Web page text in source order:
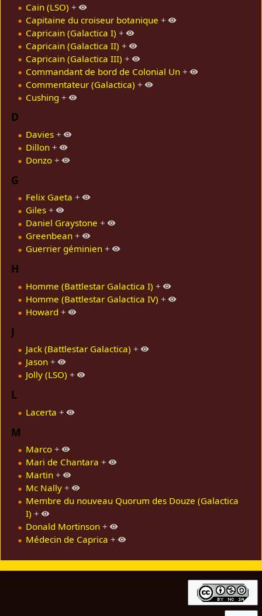
Cain (LSO) +
Capitaine du croiseur botanique +
Capricain (Galactica I) +
Capricain (Galactica II) +
Capricain (Galactica III) +
Commandant de bord de Colonial Un +
Commentateur (Galactica) +
Cushing +
D
Davies +
Dillon +
Donzo +
G
Felix Gaeta +
Giles +
Daniel Graystone +
Greenbean +
Guerrier géminien +
H
Homme (Battlestar Galactica I) +
Homme (Battlestar Galactica IV) +
Howard +
J
Jack (Battlestar Galactica) +
Jason +
Jolly (LSO) +
L
Lacerta +
M
Marco +
Mari de Chantara +
Martin +
Mc Nally +
Membre du nouveau Quorum des Douze (Galactica
I) +
Donald Mortinson +
Médecin de Caprica +